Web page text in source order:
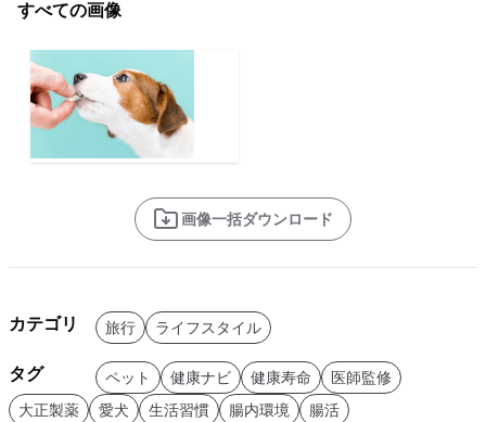
すべての画像
画像一括ダウンロード
カテゴリ 旅行 ライフスタイル
タグ ペット 健康ナビ 健康寿命
医師監修
大正製薬
愛犬 生活習慣 腸内環境 腸活